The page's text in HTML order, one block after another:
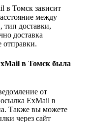
в Томск зависит
между
тип доставки,
доставка
отправки.
в Томск была
от
ExMail в
Также вы можете
через сайт